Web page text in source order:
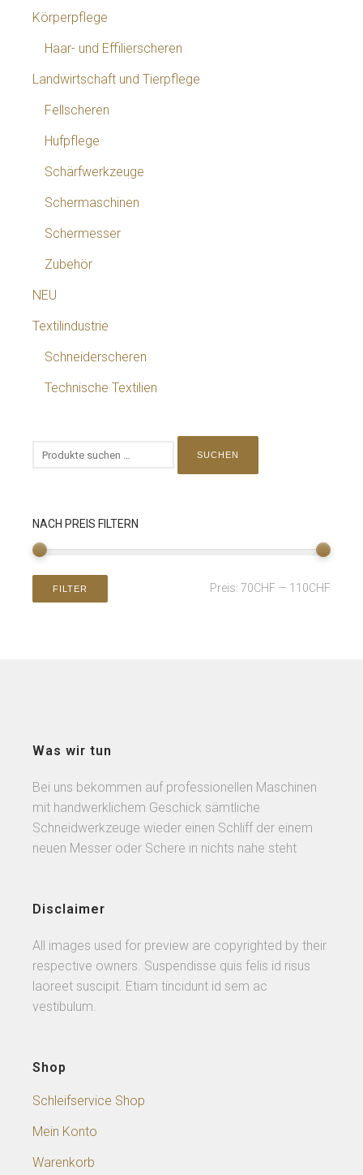
Körperpflege
Haar- und Effilierscheren
Landwirtschaft und Tierpflege
Fellscheren
Hufpflege
Schärfwerkzeuge
Schermaschinen
Schermesser
Zubehör
NEU
Textilindustrie
Schneiderscheren
Technische Textilien
SUCHEN
NACH PREIS FILTERN
FILTER Preis: 70CHF — 110CHF
Was wir tun
Bei uns bekommen auf professionellen Maschinen
mit handwerklichem Geschick sämtliche
Schneidwerkzeuge wieder einen Schliff der einem
neuen Messer oder Schere in nichts nahe steht
Disclaimer
All images used for preview are copyrighted by their
respective owners. Suspendisse quis felis id risus
laoreet suscipit. Etiam tincidunt id sem ac
vestibulum.
Shop
Schleifservice Shop
Mein Konto
Warenkorb